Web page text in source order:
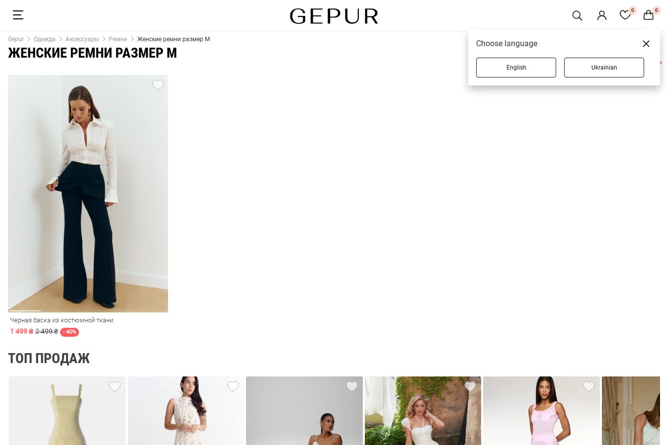
0 0
Gepur Одежда Аксессуары Ремни Женские ремни размер M
ЖЕНСКИЕ РЕМНИ РАЗМЕР M
1 товаров
Черная баска из костюмной ткани
1 499 ₴ 2 499 ₴ - 40%
ТОП ПРОДАЖ
Choose language
English Ukrainian